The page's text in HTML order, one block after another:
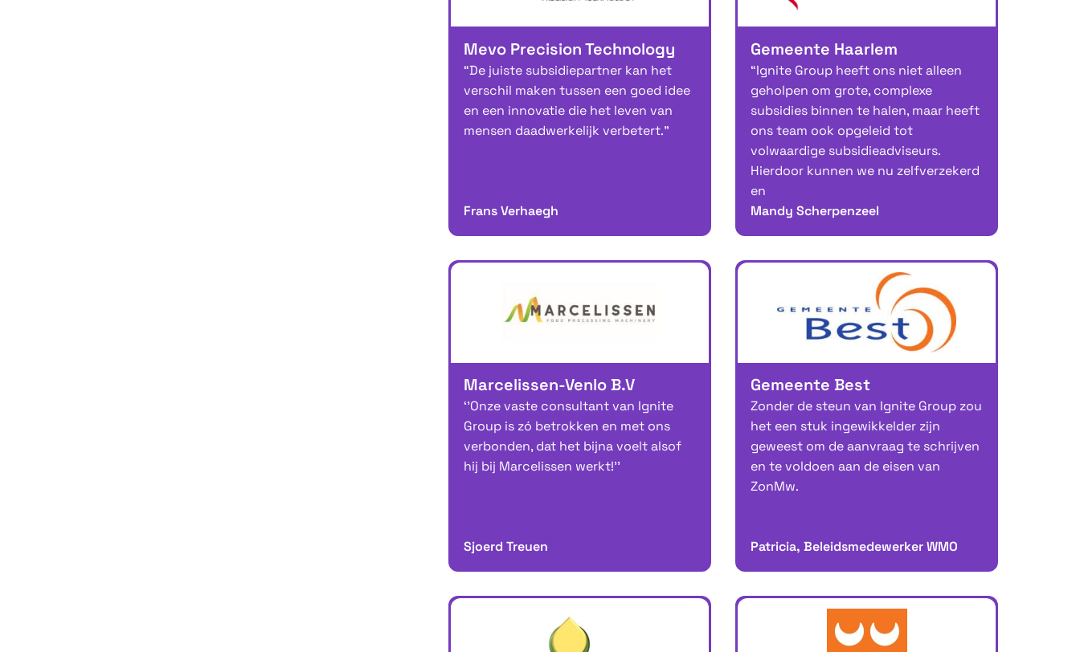
Mevo Precision Technology
“De juiste subsidiepartner kan het
verschil maken tussen een goed idee
en een innovatie die het leven van
mensen daadwerkelijk verbetert.”
Frans Verhaegh
Gemeente Haarlem
“Ignite Group heeft ons niet alleen
geholpen om grote, complexe
subsidies binnen te halen, maar heeft
ons team ook opgeleid tot
volwaardige subsidieadviseurs.
Hierdoor kunnen we nu zelfverzekerd
en
Mandy Scherpenzeel
Marcelissen-Venlo B.V
‘’Onze vaste consultant van Ignite
Group is zó betrokken en met ons
verbonden, dat het bijna voelt alsof
hij bij Marcelissen werkt!’’
Sjoerd Treuen
Gemeente Best
Zonder de steun van Ignite Group zou
het een stuk ingewikkelder zijn
geweest om de aanvraag te schrijven
en te voldoen aan de eisen van
ZonMw.
Patricia, Beleidsmedewerker WMO